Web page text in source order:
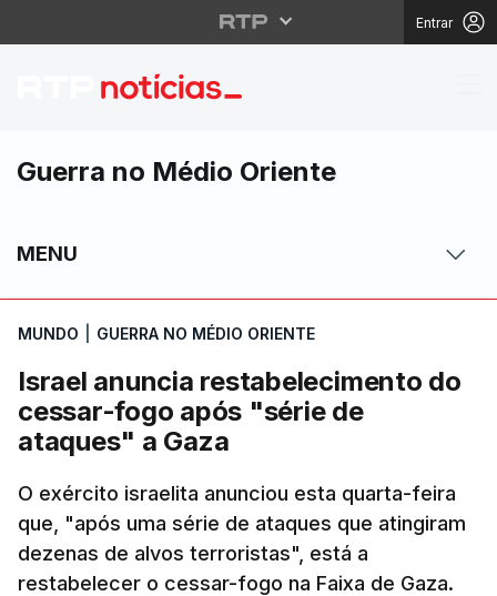
Entrar
Israel anuncia
Guerra no Médio Oriente
MENU
MUNDO GUERRA NO MÉDIO ORIENTE
Israel anuncia restabelecimento do
cessar-fogo após "série de
ataques" a Gaza
O exército israelita anunciou esta quarta-feira
que, "após uma série de ataques que atingiram
dezenas de alvos terroristas", está a
restabelecer o cessar-fogo na Faixa de Gaza.